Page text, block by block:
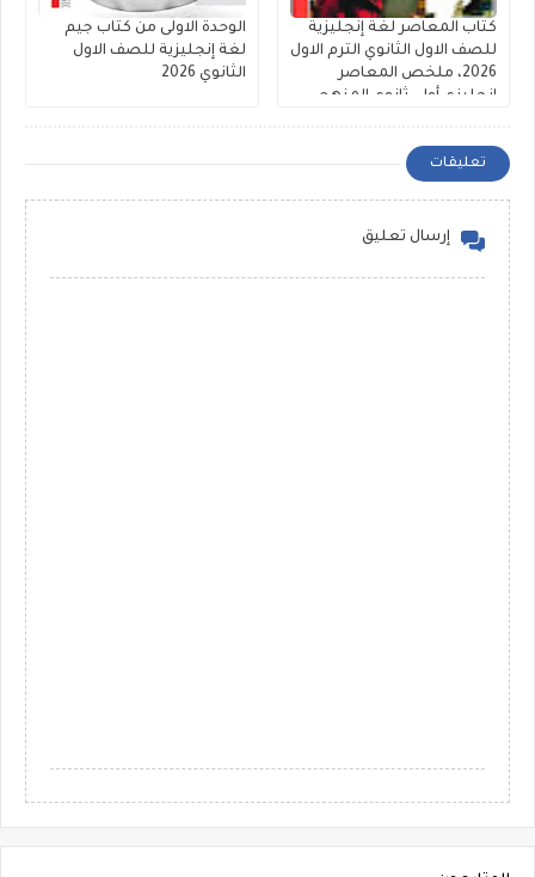
كتاب المعاصر لغة إنجليزية
للصف الاول الثانوي الترم الاول
2026، ملخص المعاصر
انجليزي أولى ثانوي المنهج
الوحدة الاولى من كتاب جيم
لغة إنجليزية للصف الاول
الثانوي 2026
تعليقات
إرسال تعليق